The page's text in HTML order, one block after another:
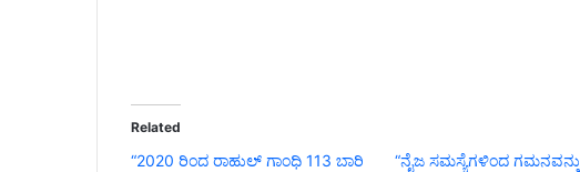
Related
“2020 ರಿಂದ ರಾಹುಲ್ ಗಾಂಧಿ 113 ಬಾರಿ
“ನೈಜ ಸಮಸ್ಯೆಗಳಿಂದ ಗಮನವನ್ನು